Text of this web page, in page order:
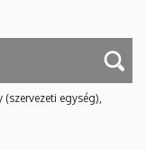
egység),